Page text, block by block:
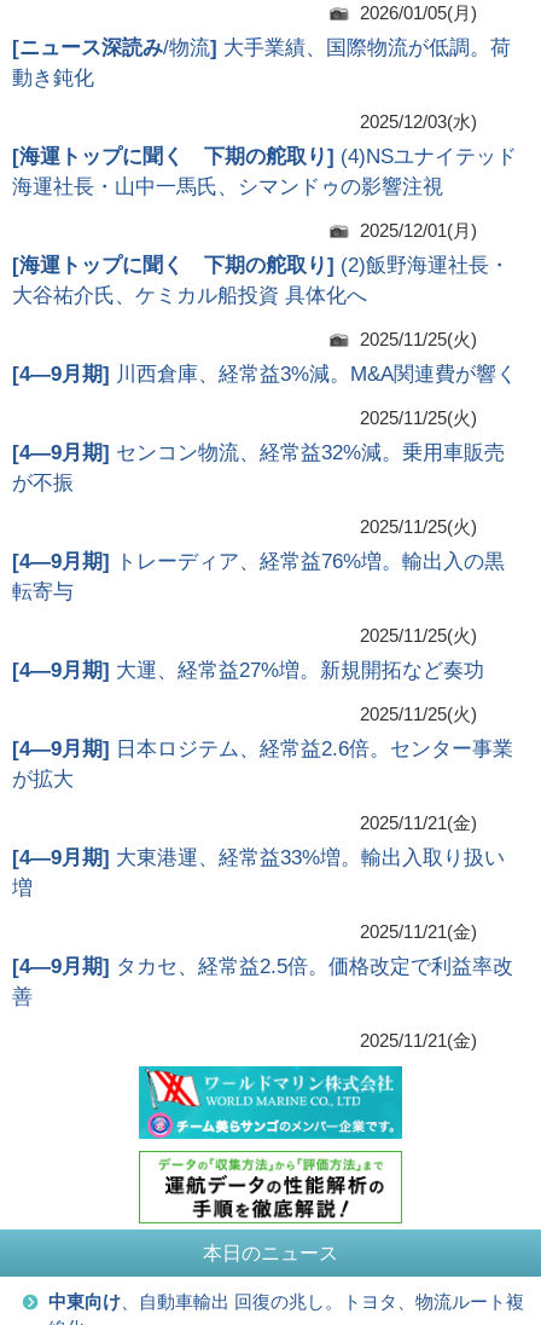
2026/01/05(月)
[ニュース深読み/物流] 大手業績、国際物流が低調。荷
動き鈍化
2025/12/03(水)
[海運トップに聞く 下期の舵取り] (4)NSユナイテッド
海運社長・山中一馬氏、シマンドゥの影響注視
2025/12/01(月)
[海運トップに聞く 下期の舵取り] (2)飯野海運社長・
大谷祐介氏、ケミカル船投資 具体化へ
2025/11/25(火)
[4―9月期] 川西倉庫、経常益3%減。M&A関連費が響く
2025/11/25(火)
[4―9月期] センコン物流、経常益32%減。乗用車販売
が不振
2025/11/25(火)
[4―9月期]
トレーディア、経常益76%増。輸出入の黒
転寄与
2025/11/25(火)
[4―9月期] 大運、経常益27%増。新規開拓など奏功
2025/11/25(火)
[4―9月期] 日本ロジテム、経常益2.6倍。センター事業
が拡大
2025/11/21(金)
[4―9月期] 大東港運、経常益33%増。輸出入取り扱い
増
2025/11/21(金)
[4―9月期] タカセ、経常益2.5倍。価格改定で利益率改
善
2025/11/21(金)
本日のニュース
中東向け 、自動車輸出 回復の兆し。トヨタ、物流ルート複